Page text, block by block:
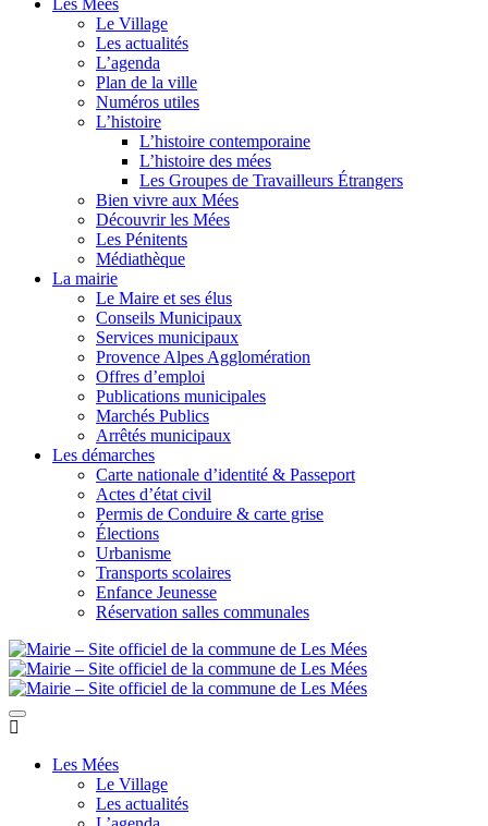
Le Village
Les actualités
L’agenda
Plan de la ville
Numéros utiles
L’histoire
L’histoire contemporaine
L’histoire des mées
Les Groupes de Travailleurs Étrangers
Bien vivre aux Mées
Découvrir les Mées
Les Pénitents
Médiathèque
La mairie
Le Maire et ses élus
Conseils Municipaux
Services municipaux
Provence Alpes Agglomération
Offres d’emploi
Publications municipales
Marchés Publics
Arrêtés municipaux
Les démarches
Carte nationale d’identité & Passeport
Actes d’état civil
Permis de Conduire & carte grise
Élections
Urbanisme
Transports scolaires
Enfance Jeunesse
Réservation salles communales
Les Mées
Le Village
Les actualités